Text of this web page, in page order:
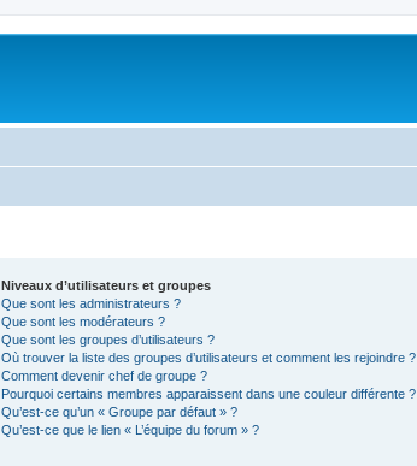
Niveaux d’utilisateurs et groupes
Que sont les administrateurs ?
Que sont les modérateurs ?
Que sont les groupes d’utilisateurs ?
Où trouver la liste des groupes d’utilisateurs et comment les rejoindre ?
Comment devenir chef de groupe ?
Pourquoi certains membres apparaissent dans une couleur différente ?
Qu’est-ce qu’un « Groupe par défaut » ?
Qu’est-ce que le lien « L’équipe du forum » ?